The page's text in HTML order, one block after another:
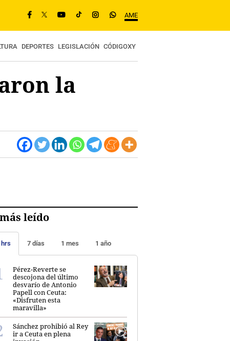
AME
DEPORTES LEGISLACIÓN CÓDIGOXY
la
leído
hrs 7 días 1 mes 1 año
Pérez-Reverte se
descojona del último
desvarío de Antonio
Papell con Ceuta:
«Disfruten esta
maravilla»
Sánchez prohibió al Rey
ir a Ceuta en plena